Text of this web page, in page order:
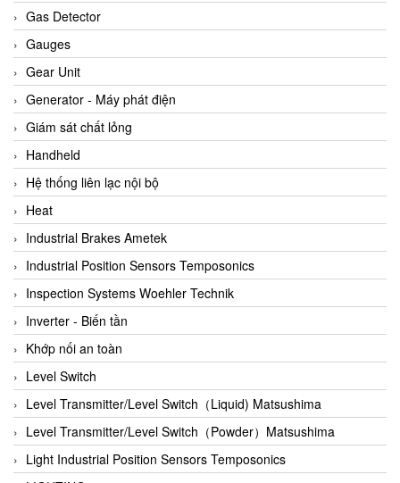
ARCA Regler
Arcos Hydraulik
Ardetem-Sfere-Vietnam
Argal
AS ENERGI
ASCO CO2
Asker
AT2E
ATC Pneumatic
ATEX System
ATI - IA
ATI (Analytical Technology Inc)
Atos
Atrax
Auma
Autec
Auto Flow
Gas Detector
Gauges
Gear Unit
Generator - Máy phát điện
Giám sát chất lỏng
Handheld
Hệ thống liên lạc nội bộ
Heat
Industrial Brakes Ametek
Industrial Position Sensors Temposonics
Inspection Systems Woehler Technik
Inverter - Biến tần
Khớp nối an toàn
Level Switch
Level Transmitter/Level Switch（Liquid) Matsushima
Level Transmitter/Level Switch（Powder）Matsushima
Light Industrial Position Sensors Temposonics